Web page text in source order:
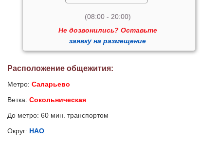
(08:00 - 20:00)
Не дозвонились? Оставьте
заявку на размещение
Расположение общежития:
Метро: Саларьево
Ветка: Сокольническая
До метро: 60 мин. транспортом
Округ: НАО